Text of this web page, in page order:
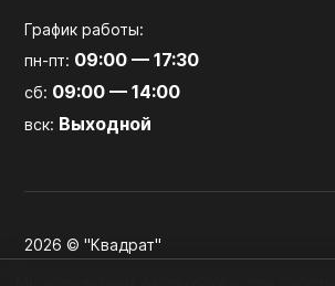
График работы:
пн-пт: 09:00 — 17:30
сб: 09:00 — 14:00
вск: Выходной
2026 © "Квадрат"